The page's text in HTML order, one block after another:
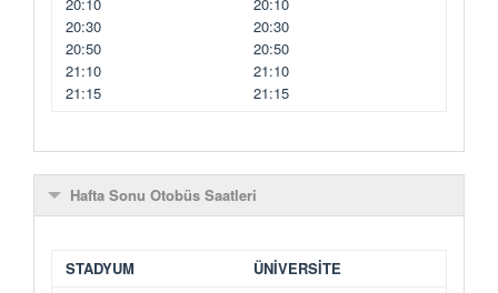
20:30
20:50
21:10
21:15
20:30
20:50
21:10
21:15
Hafta Sonu Otobüs Saatleri
STADYUM
ÜNİVERSİTE